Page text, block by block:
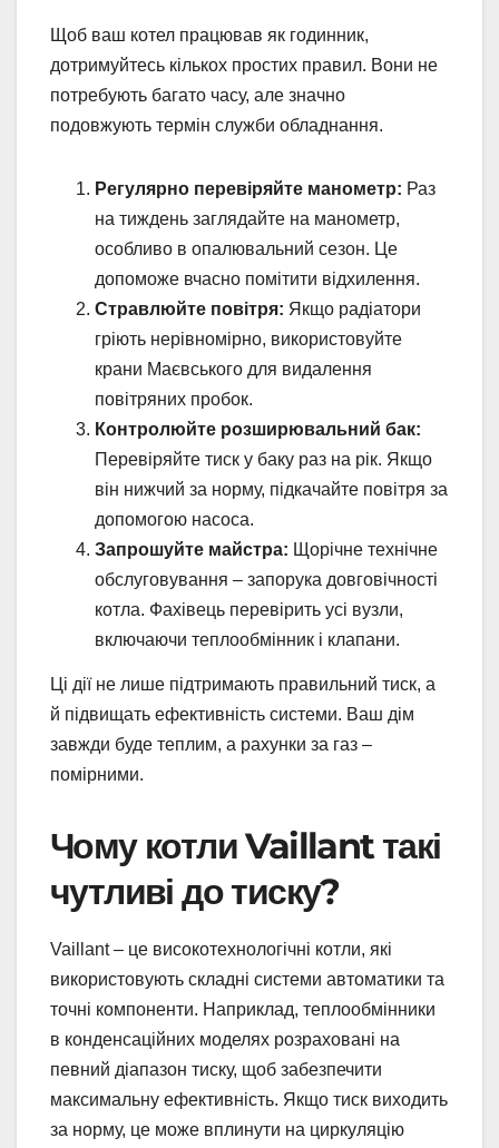
Щоб ваш котел працював як годинник,
дотримуйтесь кількох простих правил. Вони не
потребують багато часу, але значно
подовжують термін служби обладнання.
Регулярно перевіряйте манометр: Раз
на тиждень заглядайте на манометр,
особливо в опалювальний сезон. Це
допоможе вчасно помітити відхилення.
Стравлюйте повітря: Якщо радіатори
гріють нерівномірно, використовуйте
крани Маєвського для видалення
повітряних пробок.
Контролюйте розширювальний бак:
Перевіряйте тиск у баку раз на рік. Якщо
він нижчий за норму, підкачайте повітря за
допомогою насоса.
Запрошуйте майстра: Щорічне технічне
обслуговування – запорука довговічності
котла. Фахівець перевірить усі вузли,
включаючи теплообмінник і клапани.
Ці дії не лише підтримають правильний тиск, а
й підвищать ефективність системи. Ваш дім
завжди буде теплим, а рахунки за газ –
помірними.
Чому котли Vaillant такі
чутливі до тиску?
Vaillant – це високотехнологічні котли, які
використовують складні системи автоматики та
точні компоненти. Наприклад, теплообмінники
в конденсаційних моделях розраховані на
певний діапазон тиску, щоб забезпечити
максимальну ефективність. Якщо тиск виходить
за норму, це може вплинути на циркуляцію